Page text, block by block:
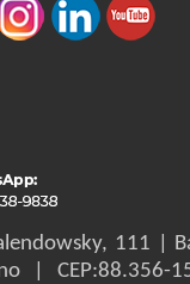
111 |
| CEP:88.356-